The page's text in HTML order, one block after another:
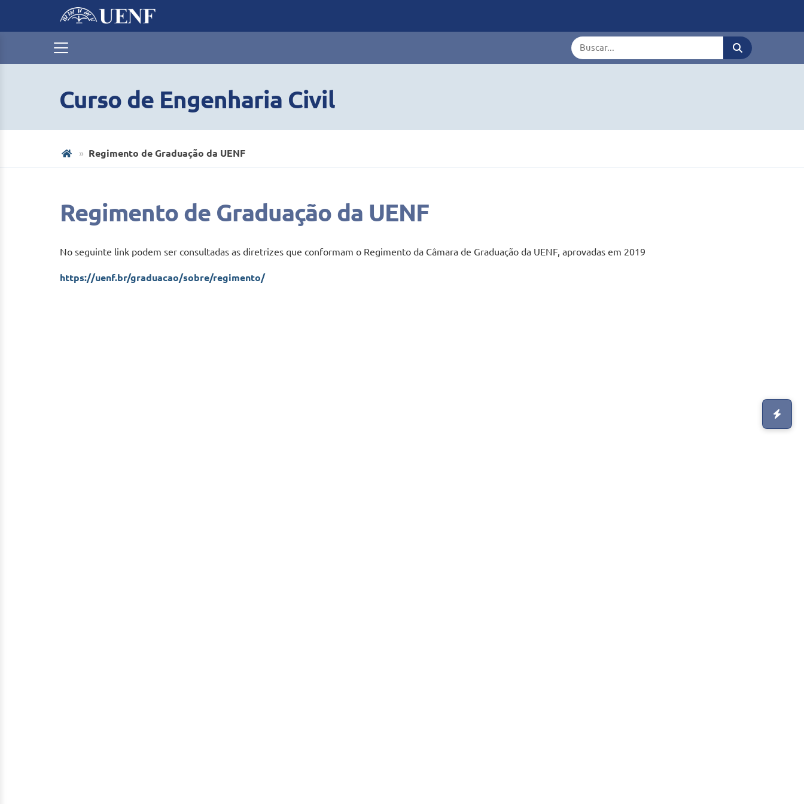
Termo de busca
Curso de Engenharia Civil
Regimento de Graduação da UENF
Regimento de Graduação da UENF
No seguinte link podem ser consultadas as diretrizes que conformam o Regimento da Câmara de Graduação da UENF, aprovadas em 2019
https://uenf.br/graduacao/sobre/regimento/